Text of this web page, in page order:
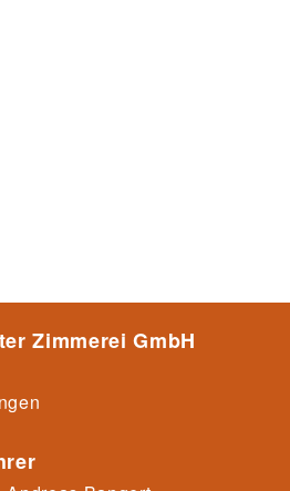
Zimmerei GmbH